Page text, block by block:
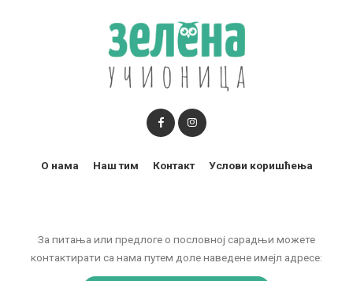
За питања или предлоге о пословној сарадњи можете
контактирати са нама путем доле наведене имејл адресе:
О нама Наш тим Контакт Услови коришћења